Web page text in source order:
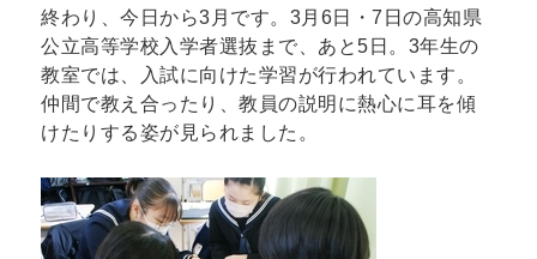
終わり、今日から3月です。3月6日・7日の高知県
公立高等学校入学者選抜まで、あと5日。3年生の
教室では、入試に向けた学習が行われています。
仲間で教え合ったり、教員の説明に熱心に耳を傾
けたりする姿が見られました。